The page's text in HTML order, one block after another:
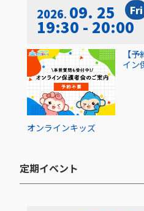
2026 09. 25 Fri
19:30 - 20:00
オンラインキッズ
【
イン
定期イベント​